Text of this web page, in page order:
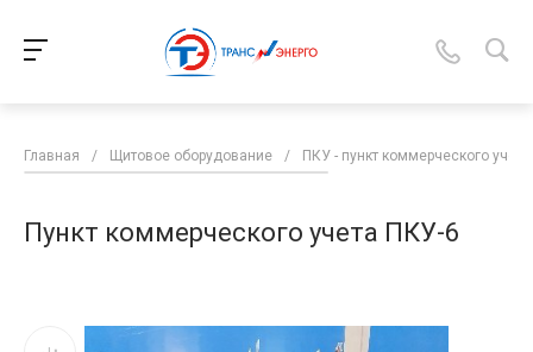
Главная / Щитовое оборудование / ПКУ - пункт коммерческого учета
Пункт коммерческого учета ПКУ-6